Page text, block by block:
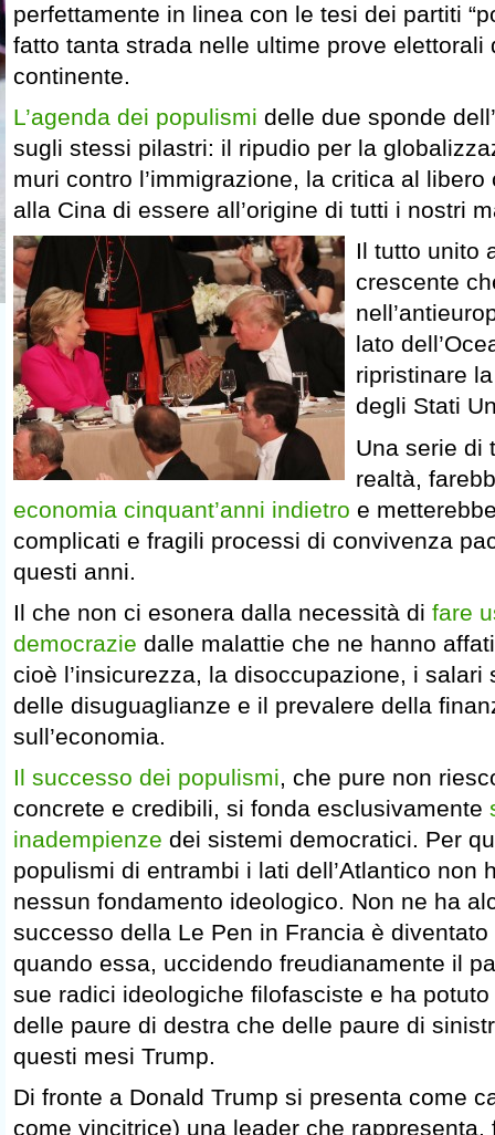
perfettamente in linea con le tesi dei partiti
fatto tanta strada nelle ultime prove elettorali
continente.
L’agenda dei populismi delle due sponde
sugli stessi pilastri: il ripudio per la
muri contro l’immigrazione, la critica al libero
alla Cina di essere all’origine di tutti i nostri
Il tutto unito
crescente
lato
ripristinare
degli Stati
Una serie di
realtà,
economia cinquant’anni indietro e
complicati e fragili processi di convivenza
questi anni.
Il che non ci esonera dalla necessità di fare
democrazie dalle malattie che ne hanno
cioè l’insicurezza, la disoccupazione, i salari
delle disuguaglianze e il prevalere della
sull’economia.
Il successo dei populismi, che pure non
concrete e credibili, si fonda esclusivamente
inadempienze dei sistemi democratici. Per
populismi di entrambi i lati dell’Atlantico non
nessun fondamento ideologico. Non ne ha
successo della Le Pen in Francia è
quando essa, uccidendo freudianamente il
sue radici ideologiche filofasciste e ha
delle paure di destra che delle paure di
questi mesi Trump.
Di fronte a Donald Trump si presenta come
come vincitrice) una leader che rappresenta,